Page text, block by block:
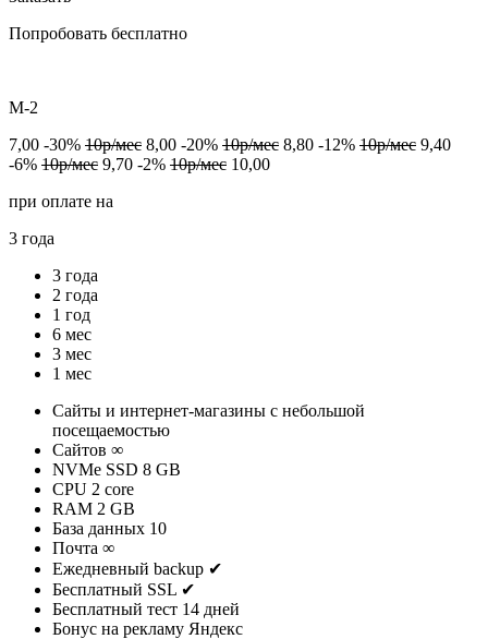
Попробовать бесплатно
M-2
7,00 -30% 10р/мес 8,00 -20% 10р/мес 8,80 -12% 10р/мес 9,40
-6% 10р/мес 9,70 -2% 10р/мес 10,00
при оплате на
3 года
3 года
2 года
1 год
6 мес
3 мес
1 мес
Сайты и интернет-магазины с небольшой
посещаемостью
Cайтов ∞
NVMe SSD 8 GB
CPU 2 core
RAM 2 GB
База данных 10
Почта ∞
Ежедневный backup ✔
Бесплатный SSL ✔
Бесплатный тест 14 дней
Бонус на рекламу Яндекс